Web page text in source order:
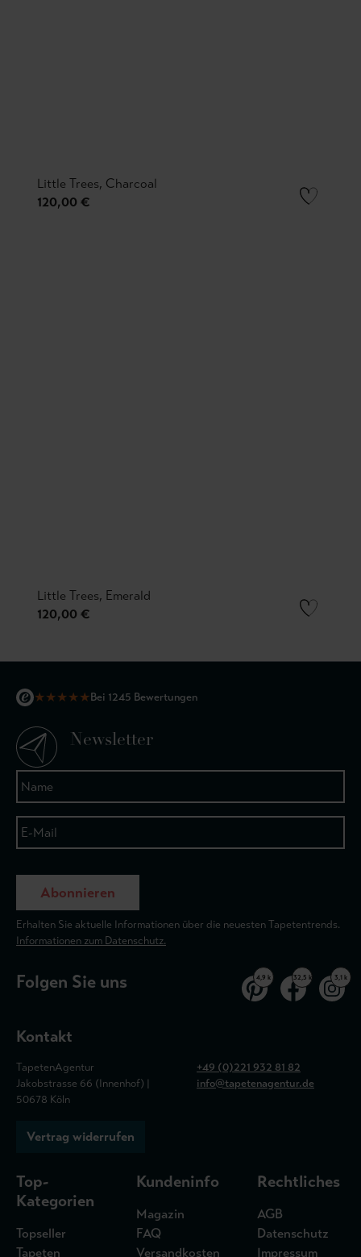
Little Trees, Charcoal
120,00 €
Little Trees, Emerald
120,00 €
★★★★★Bei 1245 Bewertungen
Newsletter
Abonnieren
Erhalten Sie aktuelle Informationen über die neuesten Tapetentrends.
Informationen zum Datenschutz.
Folgen Sie uns 4,9 k 32,5 k 3,1 k
Kontakt
TapetenAgentur
Jakobstrasse 66 (Innenhof) |
50678 Köln
+49 (0)221 932 81 82
info@tapetenagentur.de
Vertrag widerrufen
Top-
Kategorien
Topseller
Tapeten
Kundeninfo
Magazin
FAQ
Versandkosten
Rechtliches
AGB
Datenschutz
Impressum